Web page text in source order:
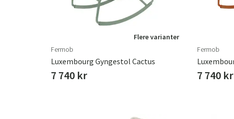
Flere varianter
Fermob
Luxembourg Gyngestol Cactus
7 740 kr
Fermob
7 740 kr